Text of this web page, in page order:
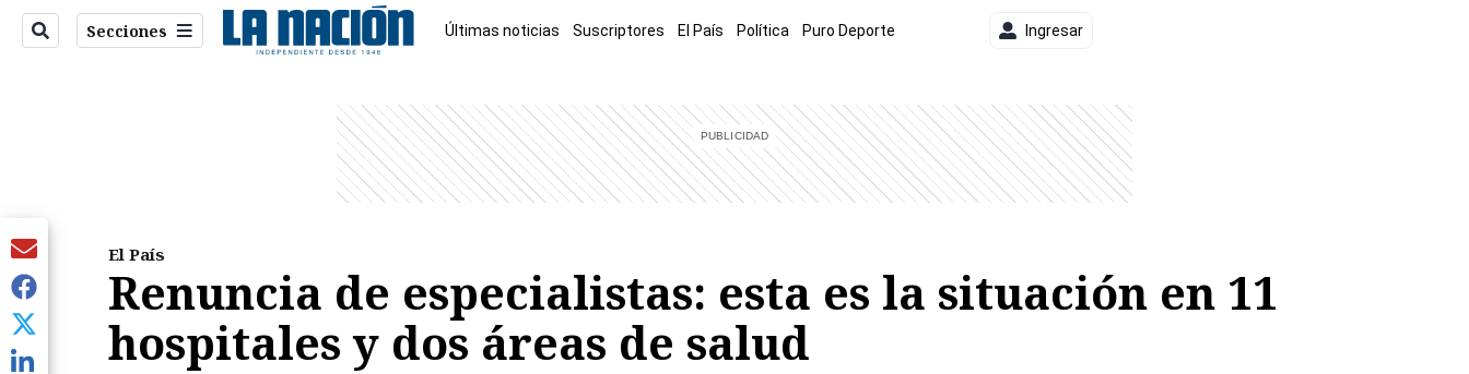
Secciones Últimas noticias Suscriptores El País Política Puro Deporte Ingresar
El País
Renuncia de especialistas: esta es la situación en 11
hospitales y dos áreas de salud